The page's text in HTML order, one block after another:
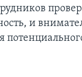
и